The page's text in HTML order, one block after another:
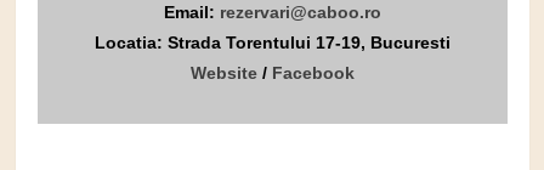
Email: rezervari@caboo.ro
Locatia: Strada Torentului 17-19, Bucuresti
Website/ Facebook